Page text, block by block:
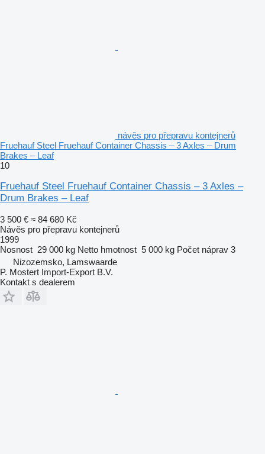
návěs pro přepravu kontejnerů
Fruehauf Steel Fruehauf Container Chassis – 3 Axles – Drum
Brakes – Leaf
10
Fruehauf Steel Fruehauf Container Chassis – 3 Axles –
Drum Brakes – Leaf
3 500 € ≈ 84 680 Kč
Návěs pro přepravu kontejnerů
1999
Nosnost 29 000 kg Netto hmotnost 5 000 kg Počet náprav 3
Nizozemsko, Lamswaarde
P. Mostert Import-Export B.V.
Kontakt s dealerem